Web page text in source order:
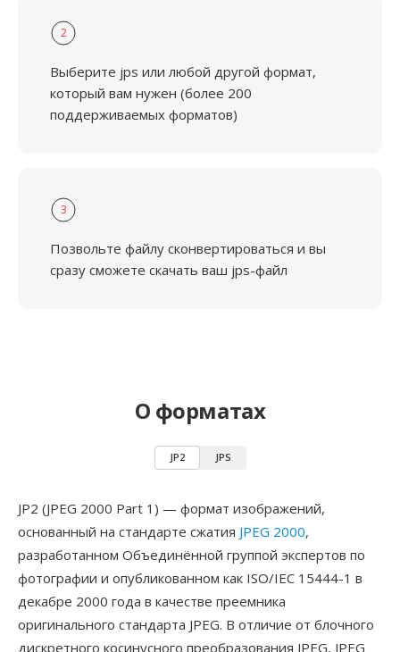
2
Выберите jps или любой другой формат,
который вам нужен (более 200
поддерживаемых форматов)
3
Позвольте файлу сконвертироваться и вы
сразу сможете скачать ваш jps-файл
О форматах
JP2 JPS
JP2 (JPEG 2000 Part 1) — формат изображений,
основанный на стандарте сжатия JPEG 2000,
разработанном Объединённой группой экспертов по
фотографии и опубликованном как ISO/IEC 15444-1 в
декабре 2000 года в качестве преемника
оригинального стандарта JPEG. В отличие от блочного
дискретного косинусного преобразования JPEG, JPEG